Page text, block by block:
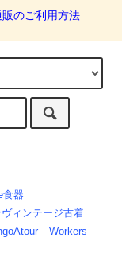
販のご利用方法
食器
ィンテージ古着
Workers